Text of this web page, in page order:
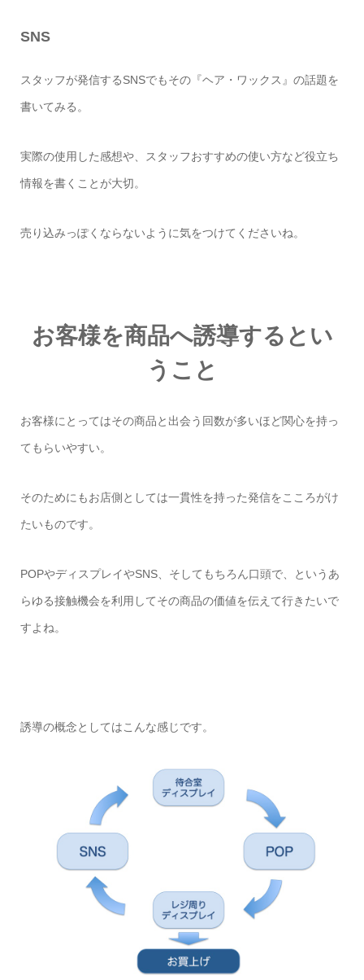
SNS
スタッフが発信するSNSでもその『ヘア・ワックス』の話題を
書いてみる。
実際の使用した感想や、スタッフおすすめの使い方など役立ち
情報を書くことが大切。
売り込みっぽくならないように気をつけてくださいね。
お客様を商品へ誘導するとい
うこと
お客様にとってはその商品と出会う回数が多いほど関心を持っ
てもらいやすい。
そのためにもお店側としては一貫性を持った発信をこころがけ
たいものです。
POPやディスプレイやSNS、そしてもちろん口頭で、というあ
らゆる接触機会を利用してその商品の価値を伝えて行きたいで
すよね。
誘導の概念としてはこんな感じです。